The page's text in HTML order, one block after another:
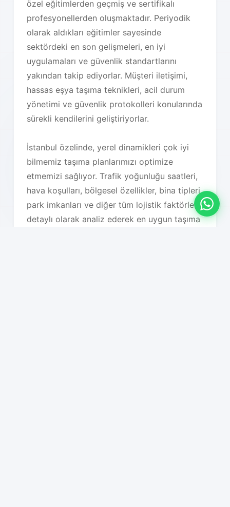
özel eğitimlerden geçmiş ve sertifikalı
profesyonellerden oluşmaktadır. Periyodik
olarak aldıkları eğitimler sayesinde
sektördeki en son gelişmeleri, en iyi
uygulamaları ve güvenlik standartlarını
yakından takip ediyorlar. Müşteri iletişimi,
hassas eşya taşıma teknikleri, acil durum
yönetimi ve güvenlik protokolleri konularında
sürekli kendilerini geliştiriyorlar.
İstanbul özelinde, yerel dinamikleri çok iyi
bilmemiz taşıma planlarımızı optimize
etmemizi sağlıyor. Trafik yoğunluğu saatleri,
hava koşulları, bölgesel özellikler, bina tipleri,
park imkanları ve diğer tüm lojistik faktörleri
detaylı olarak analiz ederek en uygun taşıma